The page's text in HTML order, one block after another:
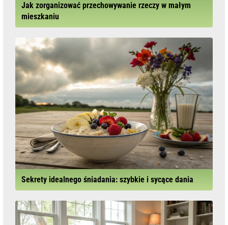
Jak zorganizować przechowywanie rzeczy w małym
mieszkaniu
Sekrety idealnego śniadania: szybkie i sycące dania